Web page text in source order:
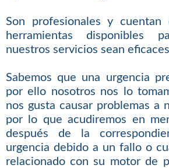
Son profesionales y cuentan
herramientas disponibles
nuestros servicios sean
Sabemos que una urgencia
por ello nosotros nos lo
nos gusta causar problemas a
por lo que acudiremos en
después de la
urgencia debido a un fallo o
relacionado con su motor de